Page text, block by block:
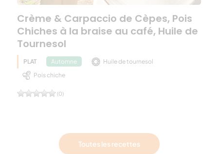
Crème & Carpaccio de Cèpes, Pois
Chiches à la braise au café, Huile de
Tournesol
PLAT Automne
Huile de tournesol
Pois chiche
(0)
Toutes les recettes